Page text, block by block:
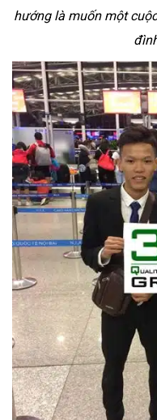
hướng là muốn một